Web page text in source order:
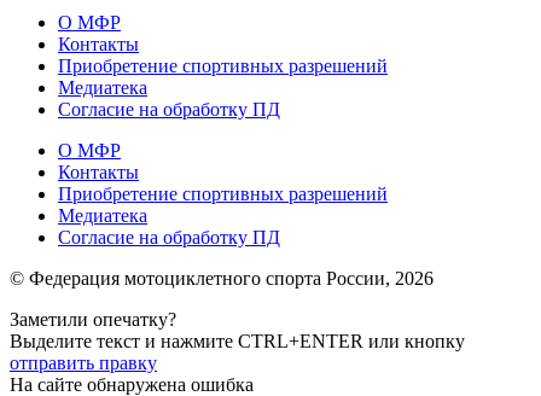
О МФР
Контакты
Приобретение спортивных разрешений
Медиатека
Согласие на обработку ПД
О МФР
Контакты
Приобретение спортивных разрешений
Медиатека
Согласие на обработку ПД
© Федерация мотоциклетного спорта России, 2026
Заметили опечатку?
Выделите текст и нажмите CTRL+ENTER или кнопку
отправить правку
На сайте обнаружена ошибка